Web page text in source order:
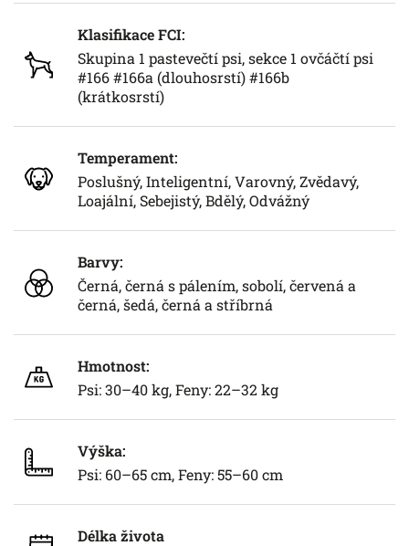
Klasifikace FCI:
Skupina 1 pastevečtí psi, sekce 1 ovčáčtí psi
#166 #166a (dlouhosrstí) #166b
(krátkosrstí)
Temperament:
Poslušný, Inteligentní, Varovný, Zvědavý,
Loajální, Sebejistý, Bdělý, Odvážný
Barvy:
Černá, černá s pálením, sobolí, červená a
černá, šedá, černá a stříbrná
Hmotnost:
Psi: 30–40 kg, Feny: 22–32 kg
Výška:
Psi: 60–65 cm, Feny: 55–60 cm
Délka života